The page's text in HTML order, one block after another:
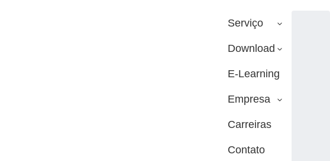
Serviço
Download
E-Learning
Empresa
Carreiras
Contato